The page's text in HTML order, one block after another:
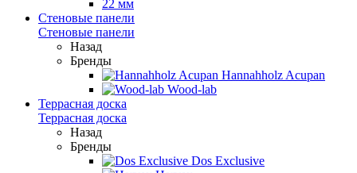
22 мм
Стеновые панели
Стеновые панели
Назад
Бренды
Hannahholz Acupan
Wood-lab
Террасная доска
Террасная доска
Назад
Бренды
Dos Exclusive